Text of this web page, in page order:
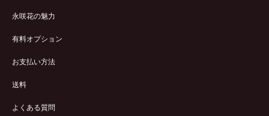
永咲花の魅力
有料オプション
お支払い方法
送料
よくある質問